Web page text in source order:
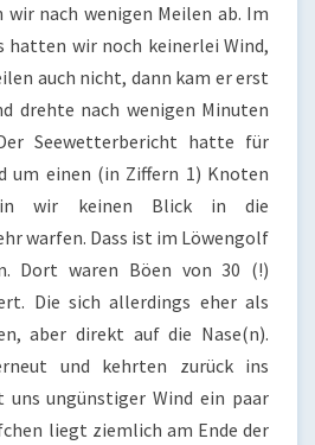
wir nach wenigen Meilen ab. Im
hatten wir noch keinerlei Wind,
auch nicht, dann kam er erst
drehte nach wenigen Minuten
Seewetterbericht hatte für
um einen (in Ziffern 1) Knoten
wir keinen Blick in die
warfen. Dass ist im Löwengolf
Dort waren Böen von 30 (!)
Die sich allerdings eher als
aber direkt auf die Nase(n).
und kehrten zurück ins
ungünstiger Wind ein paar
liegt ziemlich am Ende der